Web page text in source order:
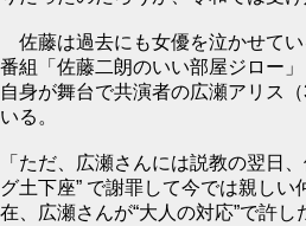
佐藤は過去にも女優を泣かせて
番組「佐藤二朗のいい部屋ジロー
自身が舞台で共演者の広瀬アリス
いる。
「ただ、広瀬さんには説教の翌日
グ土下座” で謝罪して今では親し
在、広瀬さんが“大人の対応”で許